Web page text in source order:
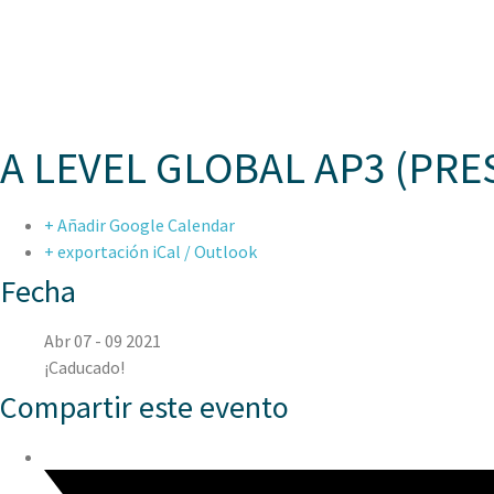
A LEVEL GLOBAL AP3
+ Añadir Google Calendar
+ exportación iCal / Outlook
Fecha
Abr 07 - 09 2021
¡Caducado!
Compartir este evento